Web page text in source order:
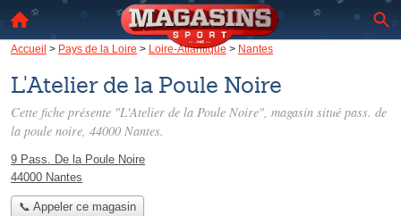
Accueil > Pays de la Loire > Loire-Atlantique > Nantes
L'Atelier de la Poule Noire
Cette fiche présente "L'Atelier de la Poule Noire", magasin situé pass. de
la poule noire, 44000 Nantes.
9 Pass. De la Poule Noire
44000 Nantes
📞 Appeler ce magasin